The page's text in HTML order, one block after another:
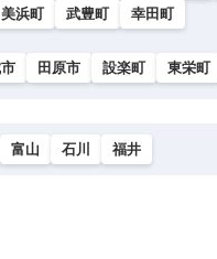
美浜町 武豊町 幸田町
田原市 設楽町 東栄町
富山 石川 福井